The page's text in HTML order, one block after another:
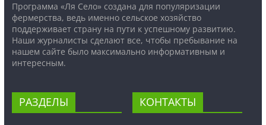
Программа «Ля Село» создана для популяризации
фермерства, ведь именно сельское хозяйство
поддерживает страну на пути к успешному развитию.
Наши журналисты сделают все, чтобы пребывание на
нашем сайте было максимально информативным и
интересным.
РАЗДЕЛЫ КОНТАКТЫ